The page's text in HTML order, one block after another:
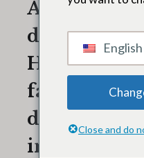
Angela
de
Humanos
fala sobre a
da força de
Close and do